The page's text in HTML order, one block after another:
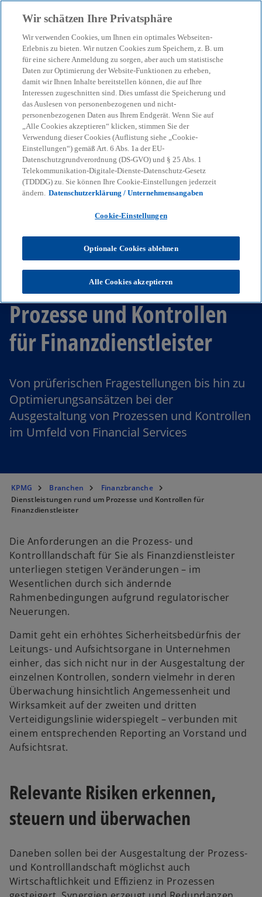
menu search
Dienstleistungen rund um
Prozesse und Kontrollen
für Finanzdienstleister
Von prüferischen Fragestellungen bis hin zu
Optimierungsansätzen bei der
Ausgestaltung von Prozessen und Kontrollen
im Umfeld von Financial Services
KPMG Branchen
Finanzbranche
Dienstleistungen rund um Prozesse und Kontrollen für
Finanzdienstleister
Die Anforderungen an die Prozess- und
Kontrolllandschaft für Sie als Finanzdienstleister
unterliegen stetigen Veränderungen – im
Wesentlichen durch sich ändernde
Rahmenbedingungen aufgrund regulatorischer
Neuerungen.
Damit geht ein erhöhtes Sicherheitsbedürfnis der
Leitungs- und Aufsichtsorgane in Unternehmen
einher, das sich nicht nur in der Ausgestaltung der
einzelnen Kontrollen, sondern vielmehr in deren
Überwachung hinsichtlich Angemessenheit und
Wirksamkeit auf der zweiten und dritten
Verteidigungslinie widerspiegelt – verbunden mit
einem entsprechenden Reporting an Vorstand und
Aufsichtsrat.
Relevante Risiken erkennen,
steuern und überwachen
Daneben sollen bei der Ausgestaltung der Prozess-
und Kontrolllandschaft möglichst auch
Wirtschaftlichkeit und Effizienz in Prozessen
Wir schätzen Ihre Privatsphäre
Wir verwenden Cookies, um Ihnen ein optimales Webseiten-
Erlebnis zu bieten. Wir nutzen Cookies zum Speichern, z. B. um
für eine sichere Anmeldung zu sorgen, aber auch um statistische
Daten zur Optimierung der Website-Funktionen zu erheben,
damit wir Ihnen Inhalte bereitstellen können, die auf Ihre
Interessen zugeschnitten sind. Dies umfasst die Speicherung und
das Auslesen von personenbezogenen und nicht-
personenbezogenen Daten aus Ihrem Endgerät. Wenn Sie auf
„Alle Cookies akzeptieren“ klicken, stimmen Sie der
Verwendung dieser Cookies (Auflistung siehe „Cookie-
Einstellungen“) gemäß Art. 6 Abs. 1a der EU-
Datenschutzgrundverordnung (DS-GVO) und § 25 Abs. 1
Telekommunikation-Digitale-Dienste-Datenschutz-Gesetz
(TDDDG) zu. Sie können Ihre Cookie-Einstellungen jederzeit
ändern. Datenschutzerklärung / Unternehmensangaben
Cookie-Einstellungen
Optionale Cookies ablehnen
Alle Cookies akzeptieren